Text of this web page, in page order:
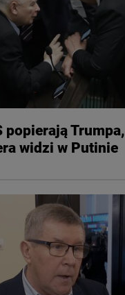
popierają Trumpa,
widzi w Putinie